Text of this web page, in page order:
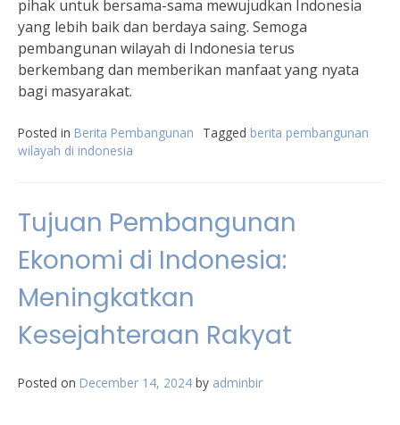
pihak untuk bersama-sama mewujudkan Indonesia
yang lebih baik dan berdaya saing. Semoga
pembangunan wilayah di Indonesia terus
berkembang dan memberikan manfaat yang nyata
bagi masyarakat.
Posted in Berita Pembangunan Tagged berita pembangunan
wilayah di indonesia
Tujuan Pembangunan
Ekonomi di Indonesia:
Meningkatkan
Kesejahteraan Rakyat
Posted on December 14, 2024 by adminbir